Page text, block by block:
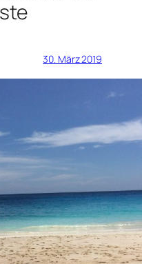
30. März 2019